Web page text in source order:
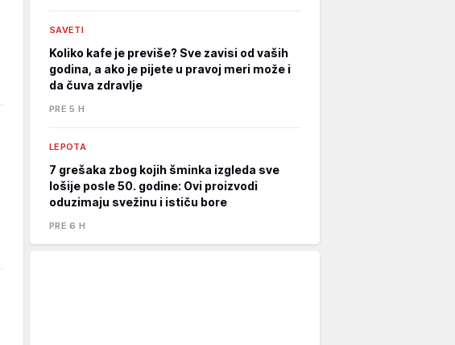
SAVETI
Koliko kafe je previše? Sve zavisi od vaših
godina, a ako je pijete u pravoj meri može i
da čuva zdravlje
PRE 5 H
LEPOTA
7 grešaka zbog kojih šminka izgleda sve
lošije posle 50. godine: Ovi proizvodi
oduzimaju svežinu i ističu bore
PRE 6 H